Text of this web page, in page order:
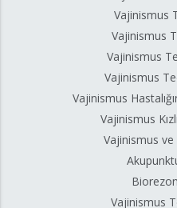
Vajinismus
Vajinismus
Vajinismus
Vajinismus
Vajinismus
Vajinismus
Vajinismus
Vajinismus